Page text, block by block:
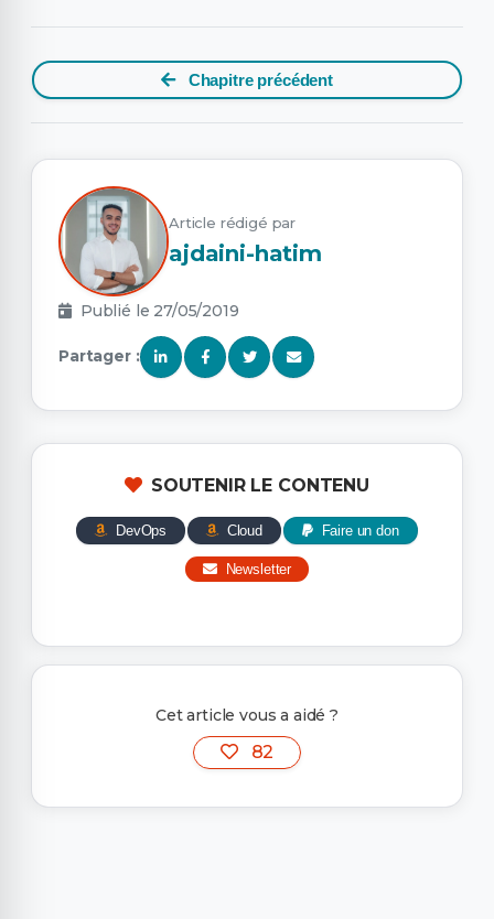
Chapitre précédent
Article rédigé par
ajdaini-hatim
Publié le 27/05/2019
Partager :
SOUTENIR LE CONTENU
DevOps Cloud Faire un don
Newsletter
Cet article vous a aidé ?
82